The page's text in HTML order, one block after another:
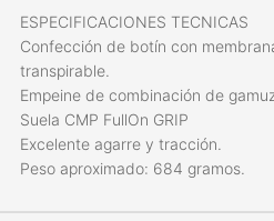
ESPECIFICACIONES TECNICAS
Confección de botín con
transpirable.
Empeine de combinación de
Suela CMP FullOn GRIP
Excelente agarre y tracción.
Peso aproximado: 684 gramos.